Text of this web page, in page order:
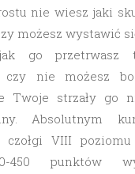
nie wiesz jaki
możesz wystawić
go przetrwasz
czy nie możesz
Twoje strzały go
Absolutnym
czołgi VIII poziomu
450 punktów